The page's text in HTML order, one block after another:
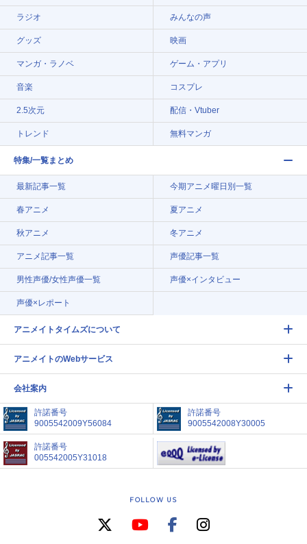
ラジオ みんなの声
グッズ 映画
マンガ・ラノベ ゲーム・アプリ
音楽 コスプレ
2.5次元 配信・Vtuber
トレンド 無料マンガ
特集/一覧まとめ
最新記事一覧 今期アニメ曜日別一覧
春アニメ 夏アニメ
秋アニメ 冬アニメ
アニメ記事一覧 声優記事一覧
男性声優/女性声優一覧 声優×インタビュー
声優×レポート
アニメイトタイムズについて
アニメイトのWebサービス
会社案内
許諾番号
9005542009Y56084
許諾番号
9005542008Y30005
許諾番号
005542005Y31018
FOLLOW US